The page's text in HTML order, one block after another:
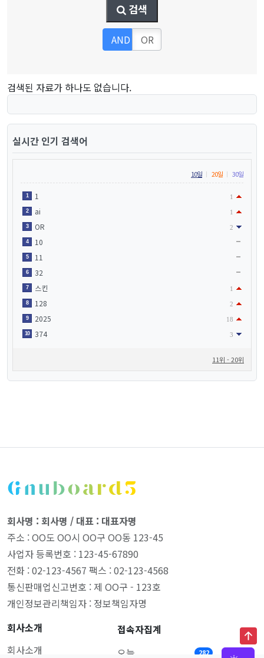
검색
AND OR
검색된 자료가 하나도 없습니다.
실시간 인기 검색어
10일 20일 30일
1 1 1
2 ai 1
3 OR 2
4 10
5 11
6 32
7 스킨 1
8 128 2
9 2025 18
10 374 3
11위 - 20위
회사명 : 회사명 / 대표 : 대표자명
주소 : OO도 OO시 OO구 OO동 123-45
사업자 등록번호 : 123-45-67890
전화 : 02-123-4567 팩스 : 02-123-4568
통신판매업신고번호 : 제 OO구 - 123호
개인정보관리책임자 : 정보책임자명
회사소개
회사소개
접속자집계
오늘
282